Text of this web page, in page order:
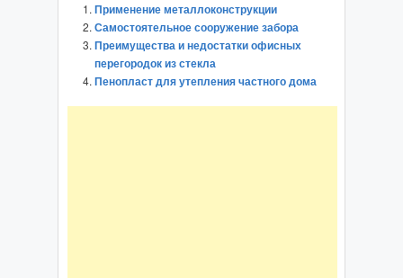
Применение металлоконструкции
Самостоятельное сооружение забора
Преимущества и недостатки офисных
перегородок из стекла
Пенопласт для утепления частного дома